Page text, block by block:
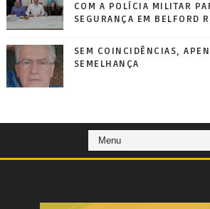
COM A POLÍCIA MILITAR
SEGURANÇA EM BELFORD
SEM COINCIDÊNCIAS,
SEMELHANÇA